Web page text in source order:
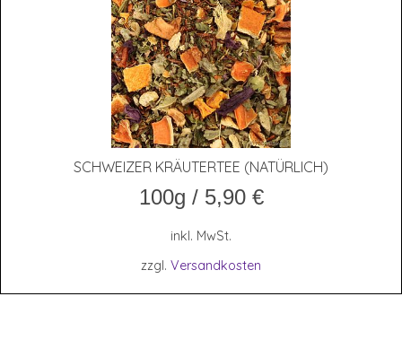
SCHWEI­ZER KRÄU­TER­TEE (NATÜR­LICH)
100g / 5,90 €
inkl. MwSt.
zzgl. Versandkosten